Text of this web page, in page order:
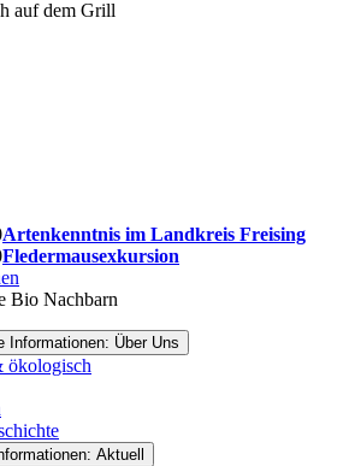
auf dem Grill
Artenkenntnis im Landkreis Freising
Fledermausexkursion
Informationen: Über Uns
ökologisch
Aktuell